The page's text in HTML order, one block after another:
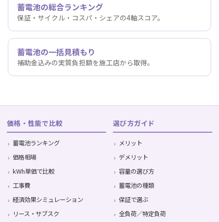
蓄電池の総合ランキング
保証・サイクル・コスパ・シェアの4軸スコア。
蓄電池の一括見積もり
補助金込みの実質負担額を施工店から取得。
価格・性能で比較
蓄電池ランキング
価格相場
kWh単価で比較
工事費
経済効果シミュレーション
リース・サブスク
選び方ガイド
メリット
デメリット
容量の選び方
蓄電池の種類
保証で選ぶ
全負荷／特定負荷